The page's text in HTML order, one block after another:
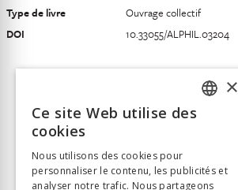
Type de livre
Ouvrage collectif
DOI
10.33055/ALPHIL.03204
ITALIAN
×
Ce site Web utilise des
cookies
Nous utilisons des cookies pour
personnaliser le contenu, les publicités et
analyser notre trafic. Nous partageons